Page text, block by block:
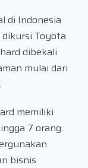
di Indonesia
Toyota
dibekali
mulai dari
memiliki
7 orang.
bisnis